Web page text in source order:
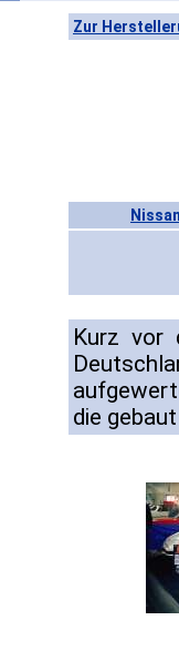
Zur
Nissan
Kurz vor
die